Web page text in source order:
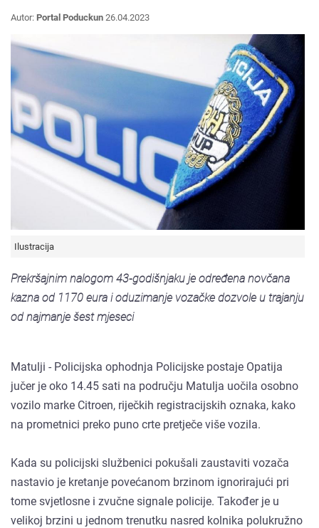
Autor: Portal Poduckun 26.04.2023
Ilustracija
Prekršajnim nalogom 43-godišnjaku je određena novčana
kazna od 1170 eura i oduzimanje vozačke dozvole u trajanju
od najmanje šest mjeseci
Matulji - Policijska ophodnja Policijske postaje Opatija
jučer je oko 14.45 sati na području Matulja uočila osobno
vozilo marke Citroen, riječkih registracijskih oznaka, kako
na prometnici preko puno crte pretječe više vozila.
Kada su policijski službenici pokušali zaustaviti vozača
nastavio je kretanje povećanom brzinom ignorirajući pri
tome svjetlosne i zvučne signale policije. Također je u
velikoj brzini u jednom trenutku nasred kolnika polukružno